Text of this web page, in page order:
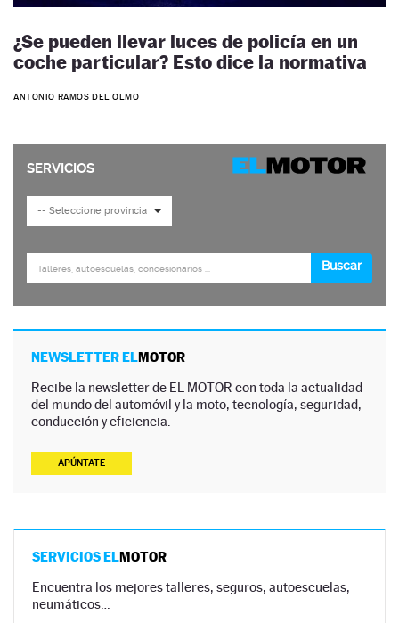
¿Se pueden llevar luces de policía en un
coche particular? Esto dice la normativa
ANTONIO RAMOS DEL OLMO
NEWSLETTER ELMOTOR
Recibe la newsletter de EL MOTOR con toda la actualidad
del mundo del automóvil y la moto, tecnología, seguridad,
conducción y eficiencia.
APÚNTATE
SERVICIOS ELMOTOR
Encuentra los mejores talleres, seguros, autoescuelas,
neumáticos…